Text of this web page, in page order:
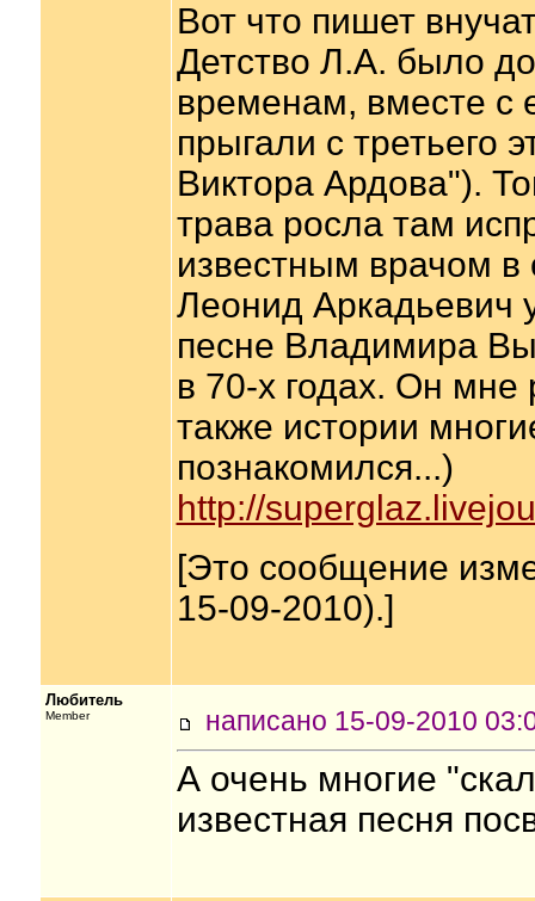
Вот что пишет
Детство Л.А. было
временам, вместе с
прыгали с третьего
Виктора Ардова").
трава росла там
известным врачом в
Леонид Аркадьевич
песне Владимира
в 70-х годах. Он мне
также истории
познакомился...)
http://
[Это сообщение
15-09-2010).]
Любитель
Member написано 15-09-2010
А очень многие
известная песня